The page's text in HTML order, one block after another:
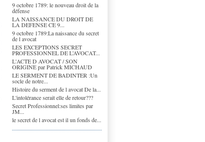
9 octobre 1789: le nouveau droit de la
défense
LA NAISSANCE DU DROIT DE
LA DEFENSE CE 9...
9 octobre 1789:La naissance du secret
de l avocat
LES EXCEPTIONS SECRET
PROFESSIONNEL DE L’AVOCAT...
L'ACTE D AVOCAT / SON
ORIGINE par Patrick MICHAUD
LE SERMENT DE BADINTER :Un
socle de notre...
Histoire du serment de l avocat De la...
L'intolérance serait elle de retour???
Secret Professionnel:ses limites par
JM...
le secret de l avocat est il un fonds de...